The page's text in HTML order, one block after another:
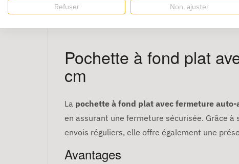
Pochette à fond plat
cm
La pochette à fond plat avec fermeture
en assurant une fermeture sécurisée. Grâce
envois réguliers, elle offre également une
Avantages
Refuser Non, ajuster